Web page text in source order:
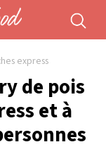
express
de pois
et à